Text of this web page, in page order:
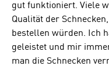
gut funktioniert. Viele
Qualität der
bestellen würden. Ich
geleistet und mir
man die Schnecken